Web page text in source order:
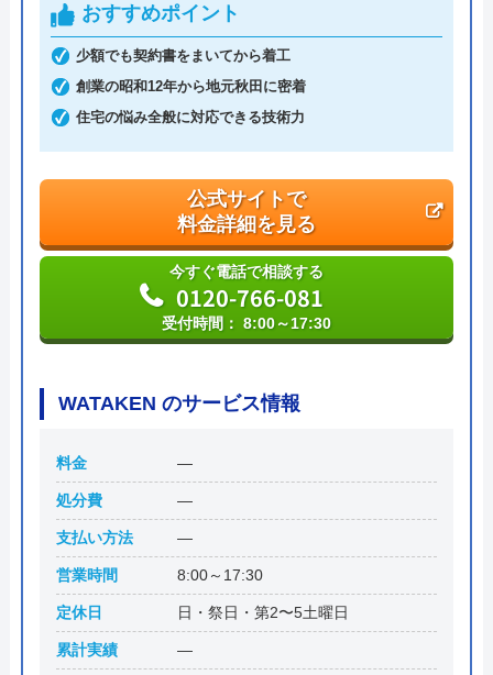
代表者 佐藤宏
本社所在地
〒010-1421
おすすめポイント
少額でも契約書をまいてから着工
創業の昭和12年から地元秋田に密着
住宅の悩み全般に対応できる技術力
公式サイトで
料金詳細を見る
今すぐ電話で相談する
0120-766-081
受付時間： 8:00～17:30
WATAKEN のサービス情報
料金 ―
処分費 ―
支払い方法 ―
営業時間 8:00～17:30
定休日 日・祭日・第2〜5土曜日
累計実績 ―